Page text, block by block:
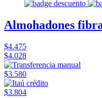
Almohadones
$4.475
$4.028
$3.580
$3.804